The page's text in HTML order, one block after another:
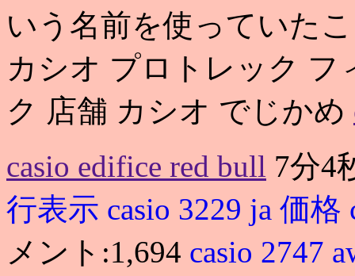
いう名前を使っていた
カシオ プロトレック
ク 店舗 カシオ でじかめ
casio edifice red bull 7分4
行表示 casio 3229 ja 価格
メント:1,694 casio 2747